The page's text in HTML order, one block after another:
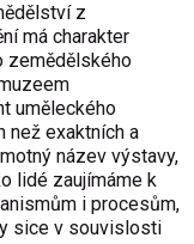
z
má charakter
zemědělského
uměleckého
než exaktních a
název výstavy,
lidé zaujímáme k
i procesům,
sice v souvislosti